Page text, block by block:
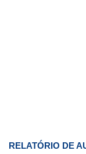
RELATÓRIO DE